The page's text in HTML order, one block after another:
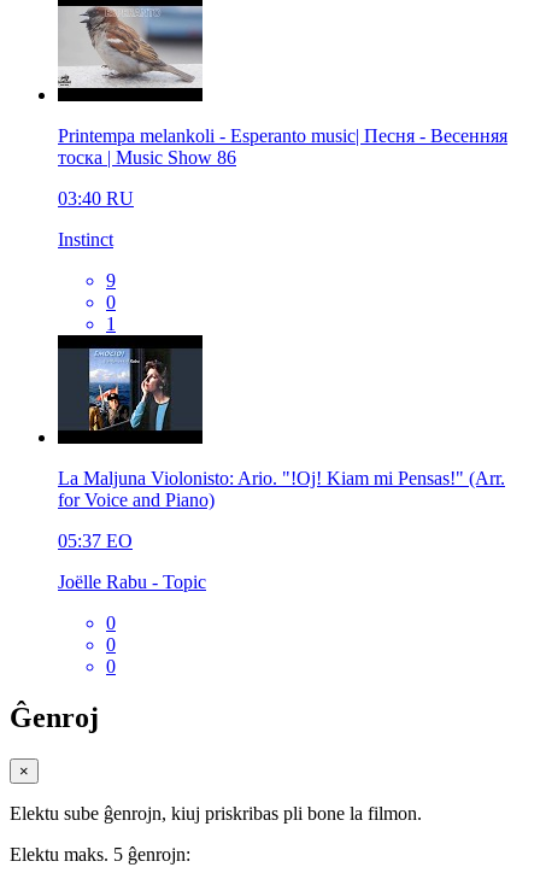
Printempa melankoli - Esperanto music| Песня - Весенняя
тоска | Music Show 86
03:40 RU
Instinct
9
0
1
La Maljuna Violonisto: Ario. "!Oj! Kiam mi Pensas!" (Arr.
for Voice and Piano)
05:37 EO
Joëlle Rabu - Topic
0
0
0
Ĝenroj
×
Elektu sube ĝenrojn, kiuj priskribas pli bone la filmon.
Elektu maks. 5 ĝenrojn: